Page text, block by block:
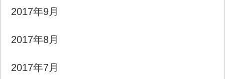
2017年9月
2017年8月
2017年7月